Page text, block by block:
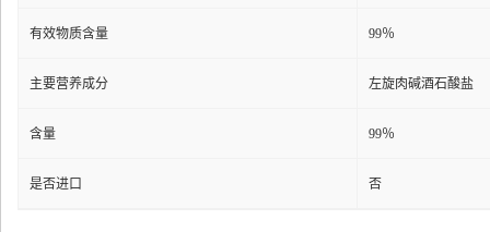
有效物质含量 99％
主要营养成分 左旋肉碱酒石酸盐
含量 99％
是否进口 否